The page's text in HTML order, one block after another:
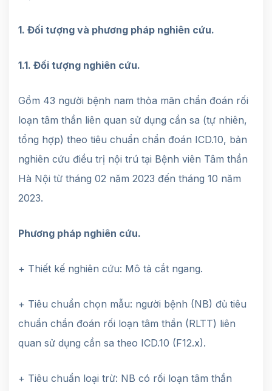
1. Đối tượng và phương pháp nghiên cứu.
1.1. Đối tượng nghiên cứu.
Gồm 43 người bệnh nam thỏa mãn chẩn đoán rối
loạn tâm thần liên quan sử dụng cần sa (tự nhiên,
tổng hợp) theo tiêu chuẩn chẩn đoán ICD.10, bản
nghiên cứu điều trị nội trú tại Bệnh viên Tâm thần
Hà Nội từ tháng 02 năm 2023 đến tháng 10 năm
2023.
Phương pháp nghiên cứu.
+ Thiết kế nghiên cứu: Mô tả cắt ngang.
+ Tiêu chuẩn chọn mẫu: người bệnh (NB) đủ tiêu
chuẩn chẩn đoán rối loạn tâm thần (RLTT) liên
quan sử dụng cần sa theo ICD.10 (F12.x).
+ Tiêu chuẩn loại trừ: NB có rối loạn tâm thần